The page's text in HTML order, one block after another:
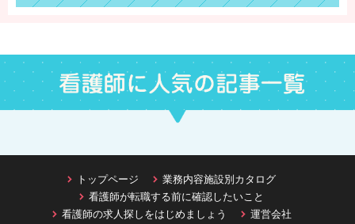
トップページ
業務内容施設別カタログ
看護師が転職する前に確認したいこと
看護師の求人探しをはじめましょう
運営会社